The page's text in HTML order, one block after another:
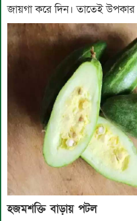
জায়গা করে দিন। তাতেই উপকার
হজমশক্তি বাড়ায় পটল